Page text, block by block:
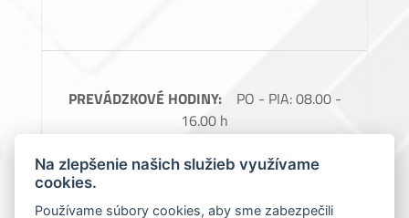
PREVÁDZKOVÉ HODINY:
PO - PIA: 08.00 -
16.00 h
FAKTURAČNÉ ÚDAJE:Perlon, spol. s.r.o.,
Barčianska 66, 040 17 Košice, IČO: 31728685,
IČ DPH: SK2020488976
Na zlepšenie našich služieb využívame
cookies.
Používame súbory cookies, aby sme zabezpečili